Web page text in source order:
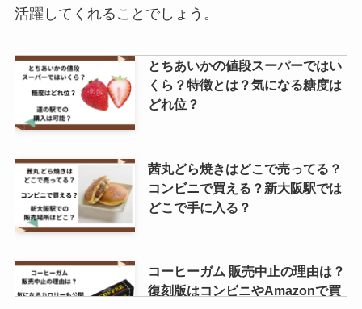
活躍してくれることでしょう。
とちあいかの値段スーパーではい
くら？特徴とは？気になる糖度は
どれ位？
茜丸どら焼きはどこで売ってる？
コンビニで買える？新大阪駅では
どこで手に入る？
コーヒーガム 販売中止の理由は？
復刻版はコンビニやAmazonで買